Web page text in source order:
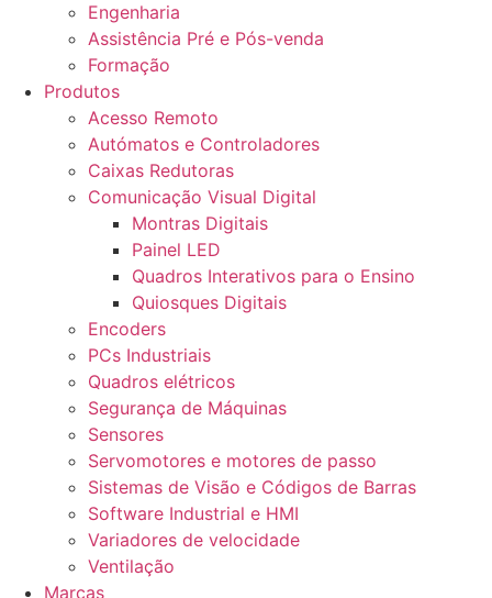
Engenharia
Assistência Pré e Pós-venda
Formação
Produtos
Acesso Remoto
Autómatos e Controladores
Caixas Redutoras
Comunicação Visual Digital
Montras Digitais
Painel LED
Quadros Interativos para o Ensino
Quiosques Digitais
Encoders
PCs Industriais
Quadros elétricos
Segurança de Máquinas
Sensores
Servomotores e motores de passo
Sistemas de Visão e Códigos de Barras
Software Industrial e HMI
Variadores de velocidade
Ventilação
Marcas